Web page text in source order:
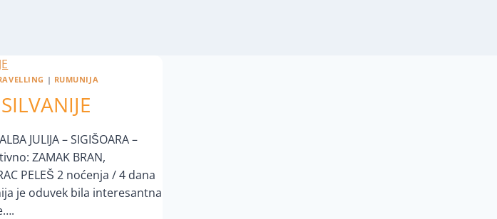
| RUMUNIJA
JULIJA – SIGIŠOARA –
ZAMAK BRAN,
PELEŠ 2 noćenja / 4 dana
je oduvek bila interesantna